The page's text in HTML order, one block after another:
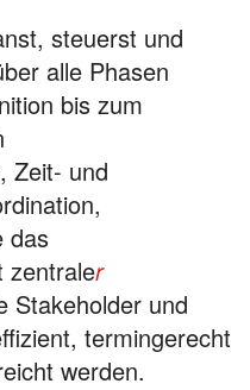
steuerst und
alle Phasen
bis zum
Zeit- und
das
zentraler
Stakeholder und
termingerecht
werden.